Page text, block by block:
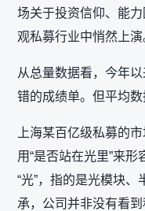
场关于投资信仰、能
观私募行业中悄然上演
从总量数据看，今年
错的成绩单。但平均数
上海某百亿级私募的
用“是否站在光里”来
“光”，指的是光模块
承，公司并非没有看